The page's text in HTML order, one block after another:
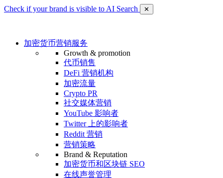
Check if your brand is visible to AI Search ✕
加密货币营销服务
Growth & promotion
代币销售
DeFi 营销机构
加密流量
Crypto PR
社交媒体营销
YouTube 影响者
Twitter 上的影响者
Reddit 营销
营销策略
Brand & Reputation
加密货币和区块链 SEO
在线声誉管理